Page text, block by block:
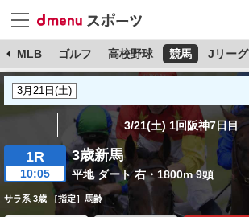
MLB ゴルフ 高校野球 競馬 Jリーグ
3/21(土) 1回阪神7日目
1R
10:05
3歳新馬
平地 ダート 右・1800m 9頭
サラ系 3歳 ［指定］馬齢